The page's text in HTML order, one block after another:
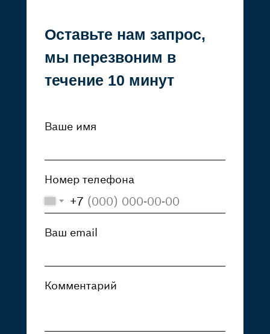
Оставьте нам запрос,
мы перезвоним в
течение 10 минут
Ваше имя
Номер телефона
+7
Ваш email
Комментарий
© 2008–2024. ООО «ПФК